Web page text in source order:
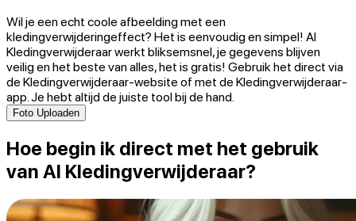
Wil je een echt coole afbeelding met een
kledingverwijderingeffect? Het is eenvoudig en simpel! AI
Kledingverwijderaar werkt bliksemsnel, je gegevens blijven
veilig en het beste van alles, het is gratis! Gebruik het direct via
de Kledingverwijderaar-website of met de Kledingverwijderaar-
app. Je hebt altijd de juiste tool bij de hand.
Foto Uploaden
Hoe begin ik direct met het gebruik
van AI Kledingverwijderaar?